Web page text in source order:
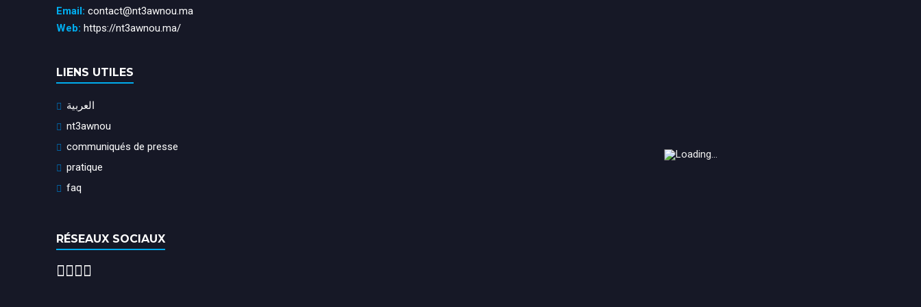
Email: contact@nt3awnou.ma
Web: https://nt3awnou.ma/
LIENS UTILES
العربية
nt3awnou
communiqués de presse
pratique
faq
RÉSEAUX SOCIAUX